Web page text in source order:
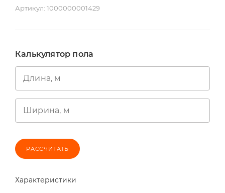
Артикул: 1000000001429
Калькулятор пола
Длина, м
Ширина, м
РАССЧИТАТЬ
Характеристики